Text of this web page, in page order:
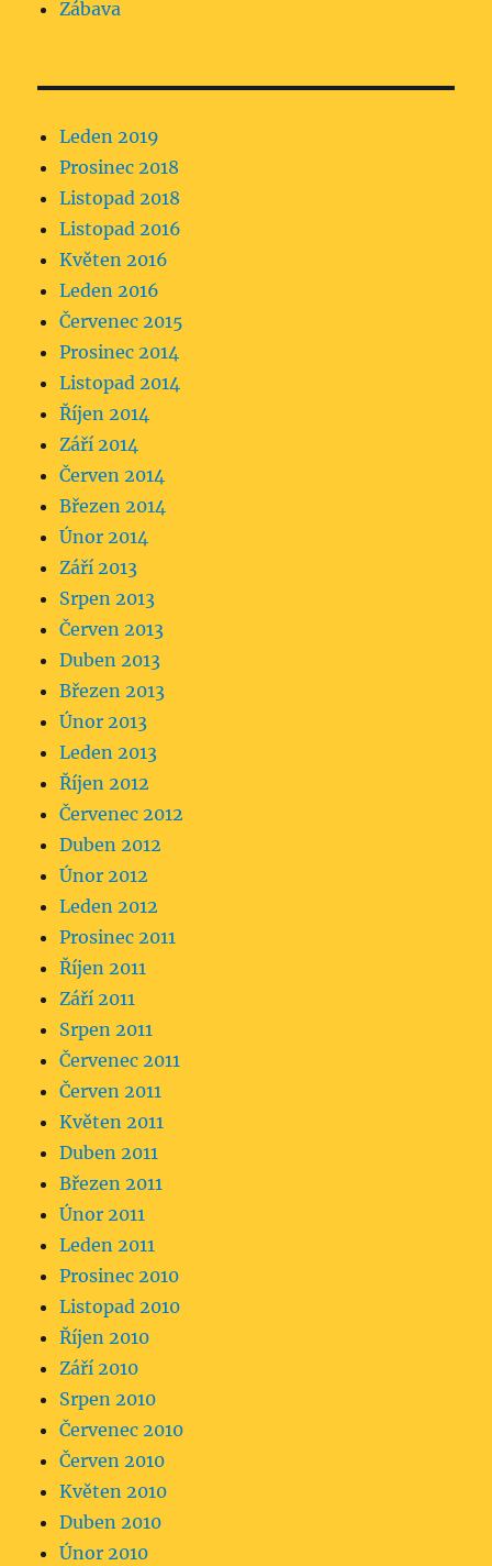
Zábava
Leden 2019
Prosinec 2018
Listopad 2018
Listopad 2016
Květen 2016
Leden 2016
Červenec 2015
Prosinec 2014
Listopad 2014
Říjen 2014
Září 2014
Červen 2014
Březen 2014
Únor 2014
Září 2013
Srpen 2013
Červen 2013
Duben 2013
Březen 2013
Únor 2013
Leden 2013
Říjen 2012
Červenec 2012
Duben 2012
Únor 2012
Leden 2012
Prosinec 2011
Říjen 2011
Září 2011
Srpen 2011
Červenec 2011
Červen 2011
Květen 2011
Duben 2011
Březen 2011
Únor 2011
Leden 2011
Prosinec 2010
Listopad 2010
Říjen 2010
Září 2010
Srpen 2010
Červenec 2010
Červen 2010
Květen 2010
Duben 2010
Únor 2010